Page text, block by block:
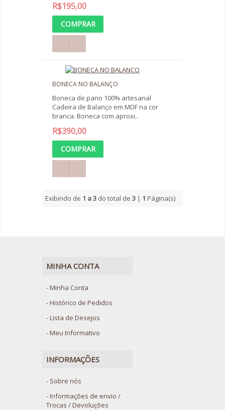
R$195,00
BONECA NO BALANÇO
Boneca de pano 100% artesanal
Cadeira de Balanço em MDF na cor
branca. Boneca com aproxi..
R$390,00
Exibindo de 1 a 3do total de 3| 1 Página(s)
MINHA CONTA
Minha Conta
Histórico de Pedidos
Lista de Desejos
Meu Informativo
INFORMAÇÕES
Sobre nós
Informações de envio /
Trocas / Devoluções